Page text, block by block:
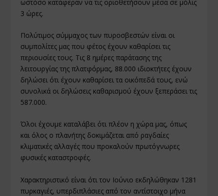
ωστόσο κατάφεραν να τις οριοθετήσουν μέσα σε μόλις
3 ώρες.
Πολύτιμος σύμμαχος των πυροσβεστών είναι οι
συμπολίτες μας που φέτος έχουν καθαρίσει τις
περιουσίες τους. Τις 8 ημέρες παράτασης της
λειτουργίας της πλατφόρμας, 88.000 ιδιοκτήτες έχουν
δηλώσει ότι έχουν καθαρίσει τα οικόπεδά τους, ενώ
συνολικά οι δηλώσεις καθαρισμού έχουν ξεπεράσει τις
587.000.
Όλοι έχουμε καταλάβει ότι πλέον η χώρα μας, όπως
και όλος ο πλανήτης δοκιμάζεται από ραγδαίες
κλιματικές αλλαγές που προκαλούν πρωτόγνωρες
φυσικές καταστροφές.
Χαρακτηριστικό είναι ότι τον Ιούνιο εκδηλώθηκαν 1281
πυρκαγιές, υπερδιπλάσιες από τον αντίστοιχο μήνα